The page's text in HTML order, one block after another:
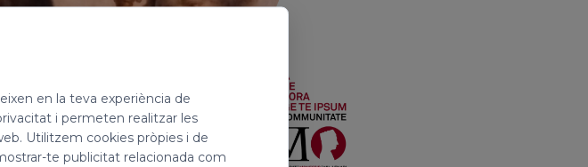
en la teva experiència de
i permeten realitzar les
Utilitzem cookies pròpies i de
te publicitat relacionada com